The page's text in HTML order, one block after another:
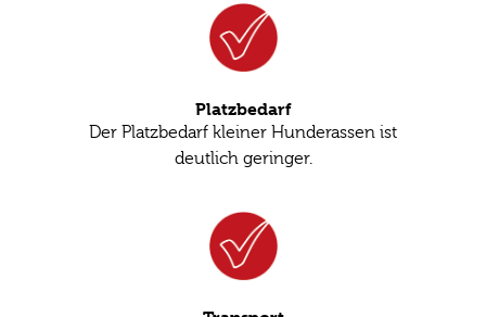
Platzbedarf
Der Platzbedarf kleiner Hunderassen ist
deutlich geringer.